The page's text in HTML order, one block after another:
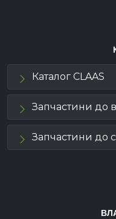
Каталог CLAAS
Запчастини до
Запчастини до